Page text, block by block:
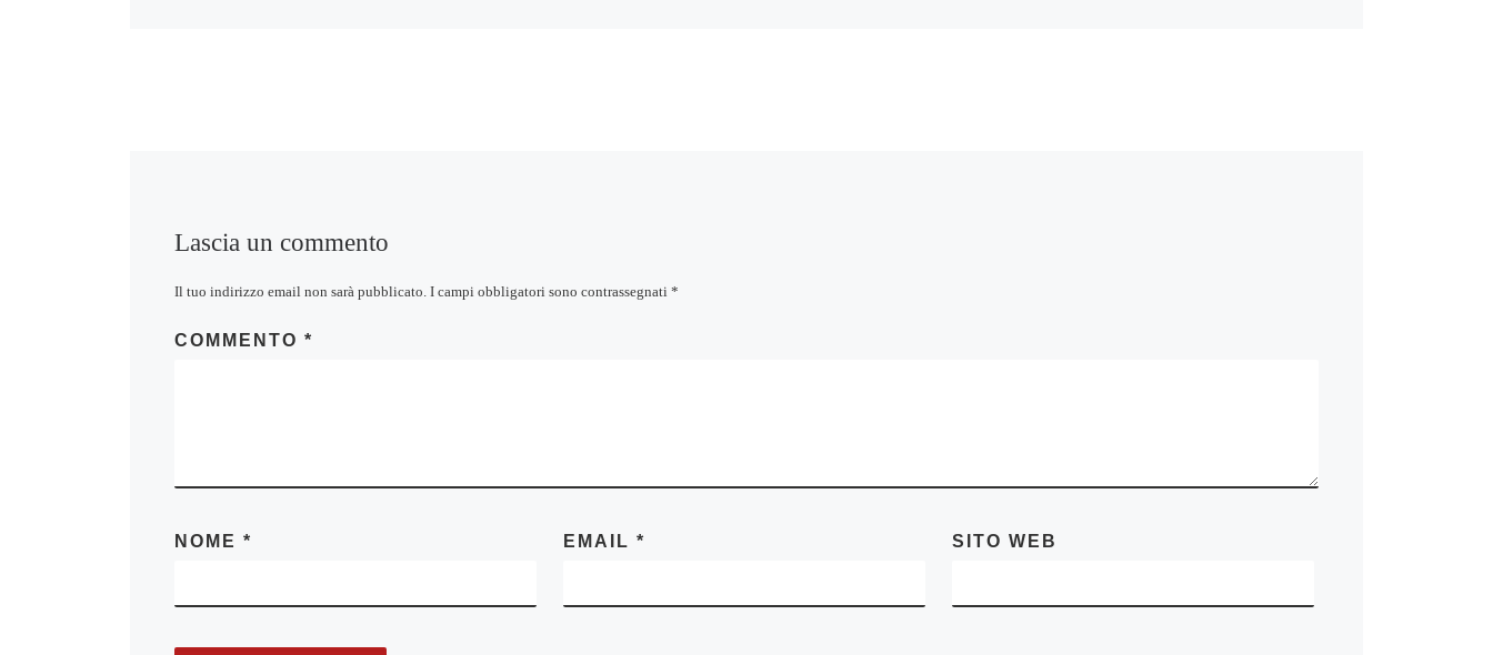
Lascia un commento
Il tuo indirizzo email non sarà pubblicato. I campi obbligatori sono contrassegnati *
COMMENTO *
NOME * EMAIL * SITO WEB